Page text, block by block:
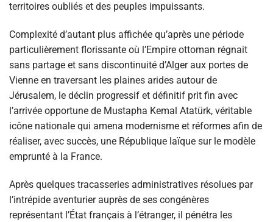
territoires oubliés et des peuples impuissants.
Complexité d’autant plus affichée qu’après une période
particulièrement florissante où l’Empire ottoman régnait
sans partage et sans discontinuité d’Alger aux portes de
Vienne en traversant les plaines arides autour de
Jérusalem, le déclin progressif et définitif prit fin avec
l’arrivée opportune de Mustapha Kemal Atatürk, véritable
icône nationale qui amena modernisme et réformes afin de
réaliser, avec succès, une République laïque sur le modèle
emprunté à la France.
Après quelques tracasseries administratives résolues par
l’intrépide aventurier auprès de ses congénères
représentant l’État français à l’étranger, il pénétra les